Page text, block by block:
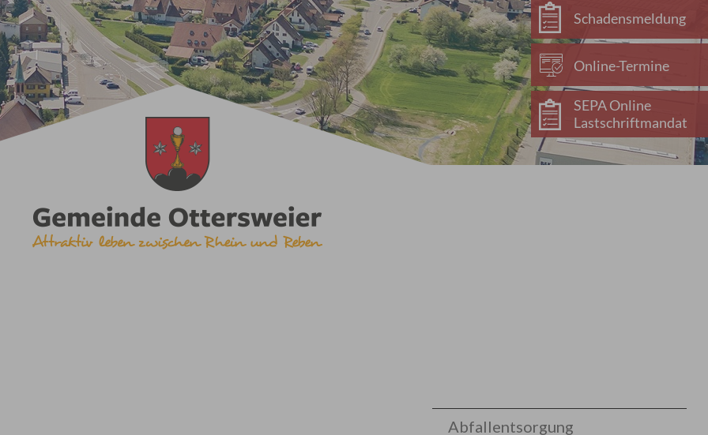
Schadensmeldung
Online-Termine
SEPA Online
Lastschriftmandat
Abfallentsorgung